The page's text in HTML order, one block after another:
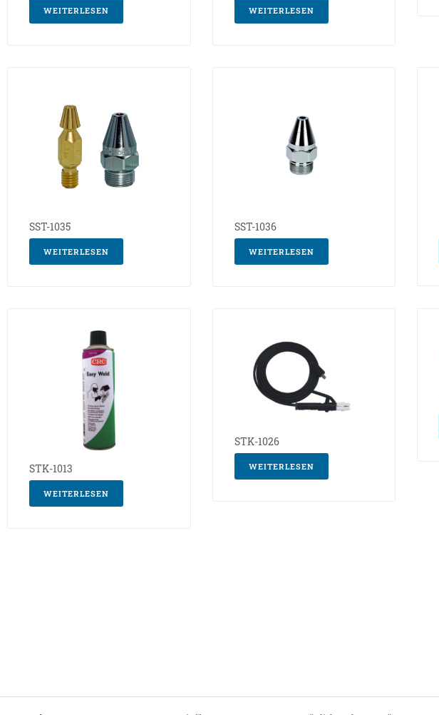
WEITERLESEN WEITERLESEN
SST-1035
WEITERLESEN
SST-1036
WEITERLESEN
STK-1013
WEITERLESEN
STK-1026
WEITERLESEN